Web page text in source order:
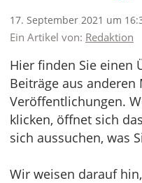
17. September 2021 um
Ein Artikel von: Redaktion
Hier finden Sie einen
Beiträge aus anderen
Veröffentlichungen.
klicken, öffnet sich
sich aussuchen, was
Wir weisen darauf